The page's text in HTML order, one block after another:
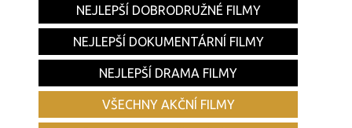
NEJLEPŠÍ DOBRODRUŽNÉ FILMY
NEJLEPŠÍ DOKUMENTÁRNÍ FILMY
NEJLEPŠÍ DRAMA FILMY
VŠECHNY AKČNÍ FILMY